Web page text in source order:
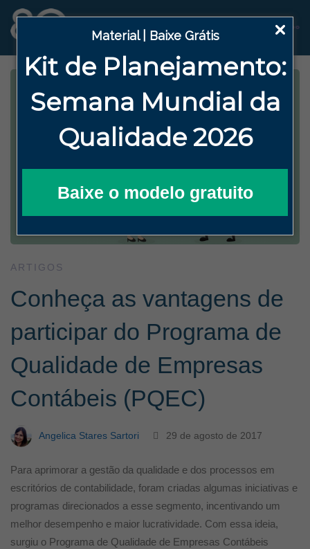
Material | Baixe Grátis
Kit de Planejamento:
Semana Mundial da
Qualidade 2026
Baixe o modelo gratuito
ARTIGOS
Conheça as vantagens de
participar do Programa de
Qualidade de Empresas
Contábeis (PQEC)
Angelica Stares Sartori 29 de agosto de 2017
Para aprimorar a gestão da qualidade e dos processos em
escritórios de contabilidade, foram criadas algumas iniciativas e
programas direcionados a esse segmento, incentivando um
melhor desempenho e maior lucratividade. Com essa ideia,
surgiu o Programa de Qualidade de Empresas Contábeis